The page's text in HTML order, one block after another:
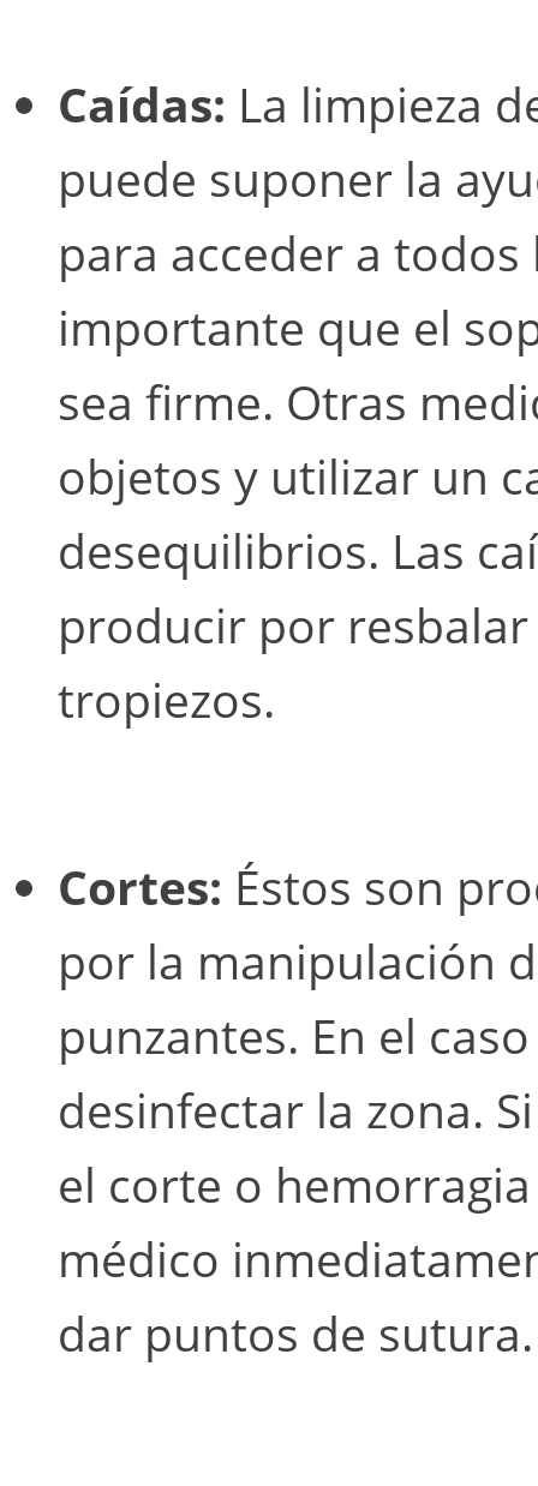
Caídas: La limpieza
puede suponer la
para acceder a
importante que el
sea firme. Otras
objetos y utilizar un
desequilibrios. Las
producir por
tropiezos.
Cortes: Éstos son
por la manipulación
punzantes. En el
desinfectar la zona.
el corte o
médico
dar puntos de sutura.